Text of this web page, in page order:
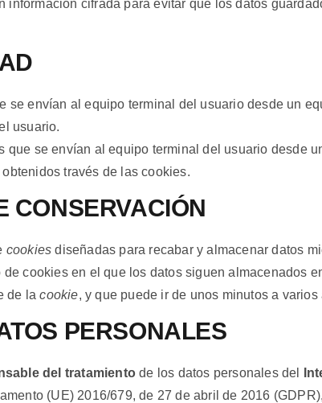
información cifrada para evitar que los datos
se envían al equipo terminal del usuario desde un
usuario.
que se envían al equipo terminal del usuario desde
través de las cookies.
CONSERVACIÓN
cookies diseñadas para recabar y almacenar datos
de cookies en el que los datos siguen almacenados
de lacookie, y que puede ir de unos minutos a varios
PERSONALES
del tratamiento de los datos personales del
(UE) 2016/679, de 27 de abril de 2016